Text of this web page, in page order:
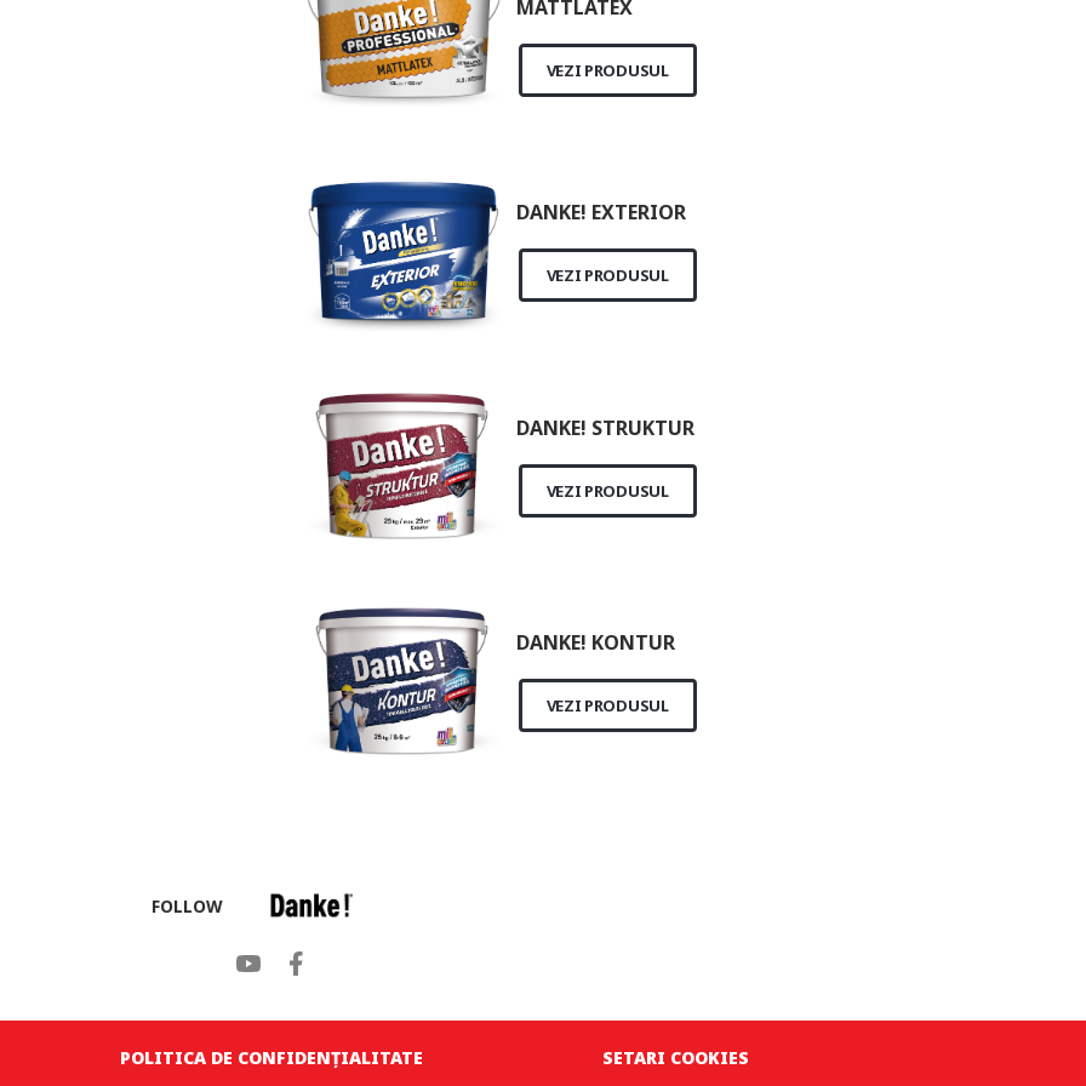
MATTLATEX
VEZI PRODUSUL
DANKE! EXTERIOR
VEZI PRODUSUL
DANKE! STRUKTUR
VEZI PRODUSUL
DANKE! KONTUR
VEZI PRODUSUL
FOLLOW
POLITICA DE CONFIDENȚIALITATE SETARI COOKIES